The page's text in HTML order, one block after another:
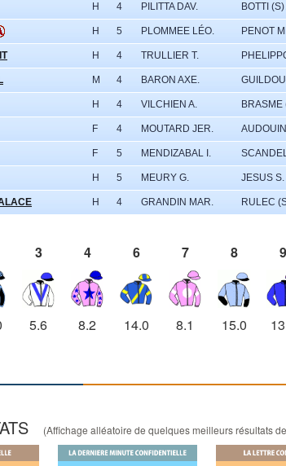
H 4 PILITTA DAV. BOTTI (S)
H 5 PLOMMEE LÉO. PENOT
H 4 TRULLIER T.
M 4 BARON AXE.
H 4 VILCHIEN A. BRASME
F 4 MOUTARD JER.
F 5 MENDIZABAL I.
H 5 MEURY G. JESUS S.
H 4 GRANDIN MAR. RULEC
3 4 6 7 8 9
5.6 8.2 14.0 8.1 15.0
(Affichage alléatoire de quelques meilleurs résultats